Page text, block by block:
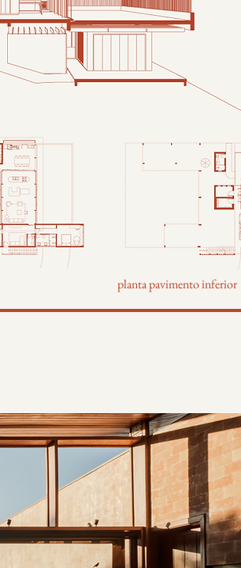
planta pavimento inferior